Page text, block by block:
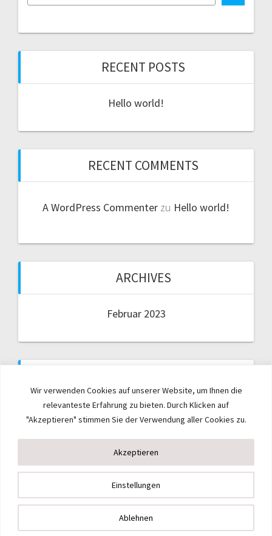
Wir verwenden Cookies auf unserer Website, um Ihnen die
relevanteste Erfahrung zu bieten. Durch Klicken auf
"Akzeptieren" stimmen Sie der Verwendung aller Cookies zu.
Einstellungen
Ablehnen
Akzeptieren
RECENT POSTS
Hello world!
RECENT COMMENTS
A WordPress Commenter zu Hello world!
ARCHIVES
Februar 2023
Uncategorized
© 2026 . WordPress mit dem Theme